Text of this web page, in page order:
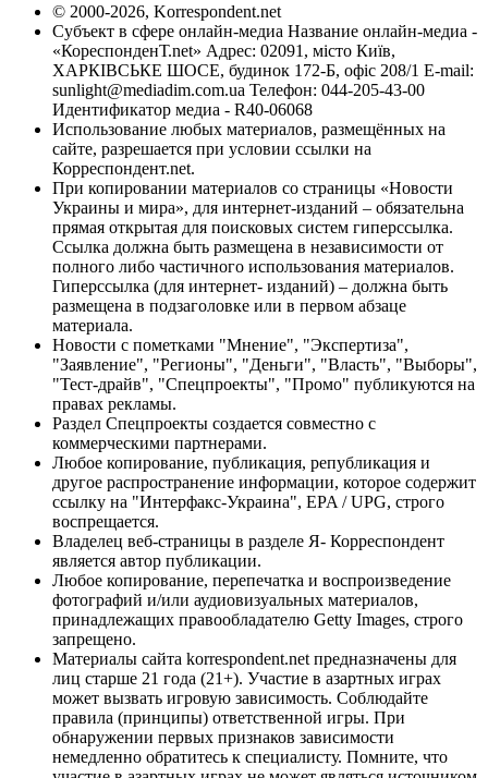
© 2000-2026, Korrespondent.net
Субъект в сфере онлайн-медиа Название онлайн-медиа -
«КореспонденТ.net» Адрес: 02091, місто Київ,
ХАРКІВСЬКЕ ШОСЕ, будинок 172-Б, офіс 208/1 E-mail:
sunlight@mediadim.com.ua Телефон: 044-205-43-00
Идентификатор медиа - R40-06068
Использование любых материалов, размещённых на
сайте, разрешается при условии ссылки на
Корреспондент.net.
При копировании материалов со страницы «Новости
Украины и мира», для интернет-изданий – обязательна
прямая открытая для поисковых систем гиперссылка.
Ссылка должна быть размещена в независимости от
полного либо частичного использования материалов.
Гиперссылка (для интернет- изданий) – должна быть
размещена в подзаголовке или в первом абзаце
материала.
Новости с пометками "Мнение", "Экспертиза",
"Заявление", "Регионы", "Деньги", "Власть", "Выборы",
"Тест-драйв", "Спецпроекты", "Промо" публикуются на
правах рекламы.
Раздел Спецпроекты создается совместно с
коммерческими партнерами.
Любое копирование, публикация, републикация и
другое распространение информации, которое содержит
ссылку на "Интерфакс-Украина", EPA / UPG, строго
воспрещается.
Владелец веб-страницы в разделе Я- Корреспондент
является автор публикации.
Любое копирование, перепечатка и воспроизведение
фотографий и/или аудиовизуальных материалов,
принадлежащих правообладателю Getty Images, строго
запрещено.
Материалы сайта korrespondent.net предназначены для
лиц старше 21 года (21+). Участие в азартных играх
может вызвать игровую зависимость. Соблюдайте
правила (принципы) ответственной игры. При
обнаружении первых признаков зависимости
немедленно обратитесь к специалисту. Помните, что